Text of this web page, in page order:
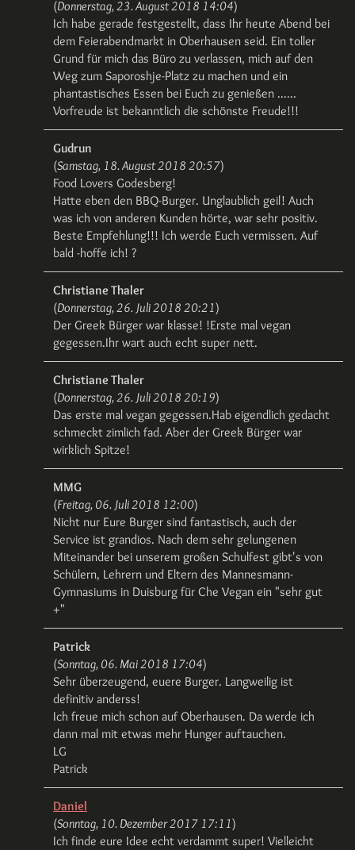
(Donnerstag, 23. August 2018 14:04)
Ich habe gerade festgestellt, dass Ihr heute Abend bei
dem Feierabendmarkt in Oberhausen seid. Ein toller
Grund für mich das Büro zu verlassen, mich auf den
Weg zum Saporoshje-Platz zu machen und ein
phantastisches Essen bei Euch zu genießen ......
Vorfreude ist bekanntlich die schönste Freude!!!
Gudrun
(Samstag, 18. August 2018 20:57)
Food Lovers Godesberg!
Hatte eben den BBQ-Burger. Unglaublich geil! Auch
was ich von anderen Kunden hörte, war sehr positiv.
Beste Empfehlung!!! Ich werde Euch vermissen. Auf
bald -hoffe ich! ?
Christiane Thaler
(Donnerstag, 26. Juli 2018 20:21)
Der Greek Bürger war klasse! !Erste mal vegan
gegessen.Ihr wart auch echt super nett.
Christiane Thaler
(Donnerstag, 26. Juli 2018 20:19)
Das erste mal vegan gegessen.Hab eigendlich gedacht
schmeckt zimlich fad. Aber der Greek Bürger war
wirklich Spitze!
MMG
(Freitag, 06. Juli 2018 12:00)
Nicht nur Eure Burger sind fantastisch, auch der
Service ist grandios. Nach dem sehr gelungenen
Miteinander bei unserem großen Schulfest gibt's von
Schülern, Lehrern und Eltern des Mannesmann-
Gymnasiums in Duisburg für Che Vegan ein "sehr gut
+"
Patrick
(Sonntag, 06. Mai 2018 17:04)
Sehr überzeugend, euere Burger. Langweilig ist
definitiv anderss!
Ich freue mich schon auf Oberhausen. Da werde ich
dann mal mit etwas mehr Hunger auftauchen.
LG
Patrick
Daniel
(Sonntag, 10. Dezember 2017 17:11)
Ich finde eure Idee echt verdammt super! Vielleicht